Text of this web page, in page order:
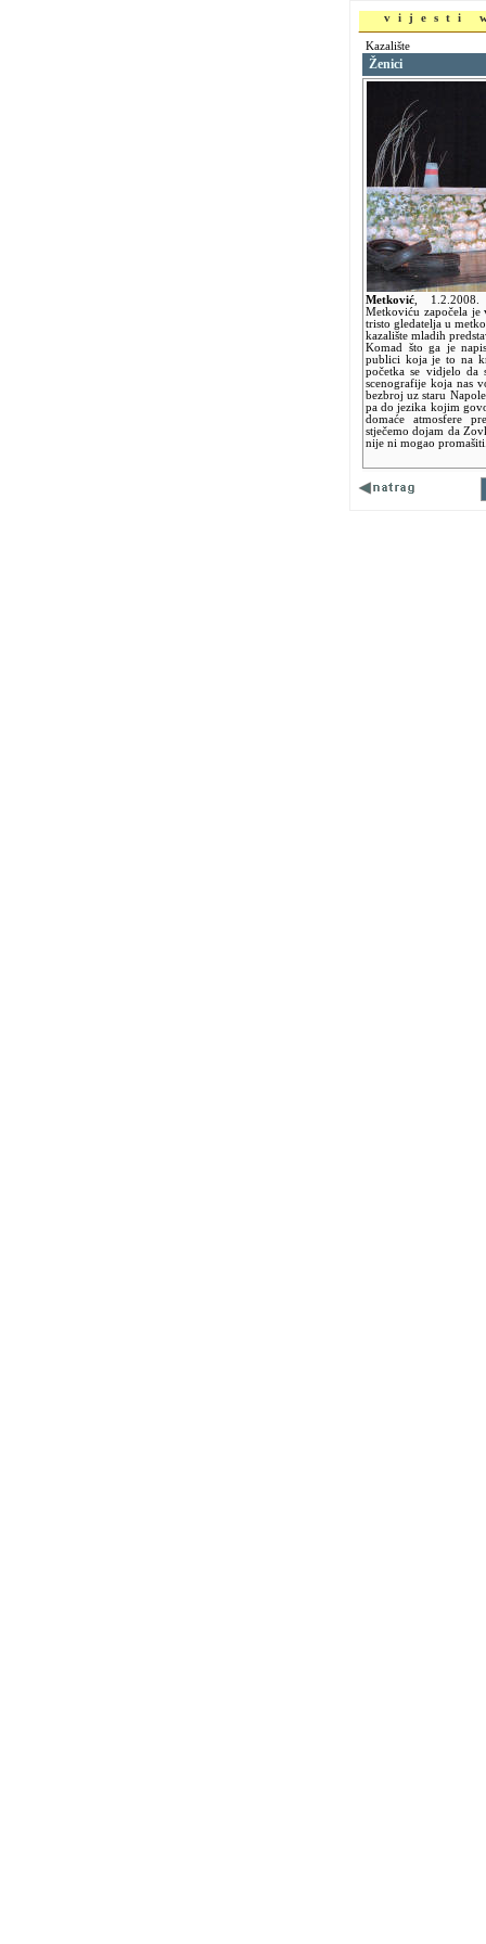
vijesti
Kazalište
Ženici
Metković
Metkoviću započela je
tristo gledatelja u
kazalište mladih
Komad što ga je
publici koja je to na
početka se vidjelo da
scenografije koja nas
bezbroj uz staru
pa do jezika kojim
domaće atmosfere
stječemo dojam da
nije ni mogao